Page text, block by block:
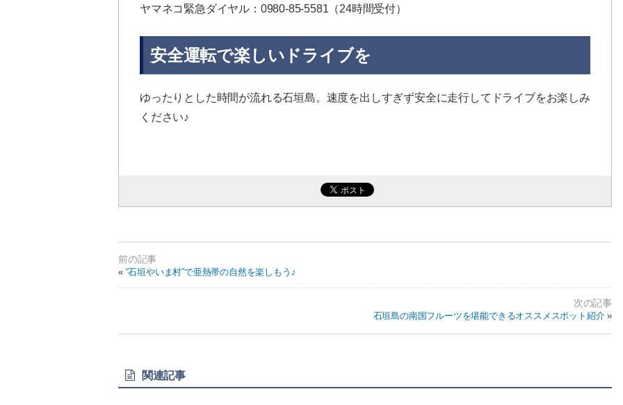
ヤマネコ緊急ダイヤル：0980-85-5581（24時間受付）
安全運転で楽しいドライブを
ゆったりとした時間が流れる石垣島。速度を出しすぎず安全に走行してドライブをお楽しみ
ください♪
« “石垣やいま村”で亜熱帯の自然を楽しもう♪
石垣島の南国フルーツを堪能できるオススメスポット紹介»
関連記事